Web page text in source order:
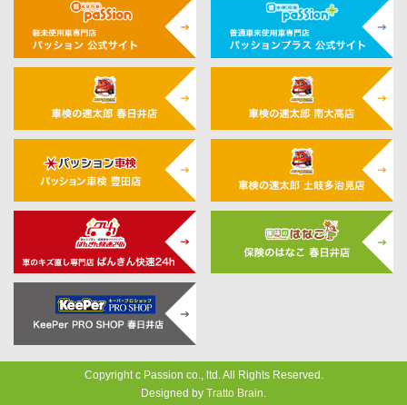
Copyright c Passion co., ltd. All Rights Reserved.
Designed by Tratto Brain.